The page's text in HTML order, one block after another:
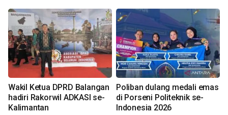
Wakil Ketua DPRD Balangan
hadiri Rakorwil ADKASI se-
Kalimantan
Poliban dulang medali emas
di Porseni Politeknik se-
Indonesia 2026